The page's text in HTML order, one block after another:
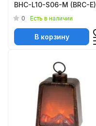
BHC-L10-S06-М (BRC-E)
0 Есть в наличии
В корзину